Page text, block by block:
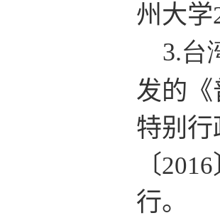
州大学
3.台
发的
特别
〔2016
行。